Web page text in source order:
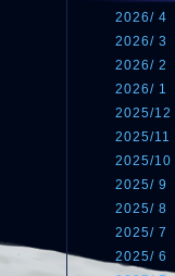
2026/ 4
2026/ 3
2026/ 2
2026/ 1
2025/12
2025/11
2025/10
2025/ 9
2025/ 8
2025/ 7
2025/ 6